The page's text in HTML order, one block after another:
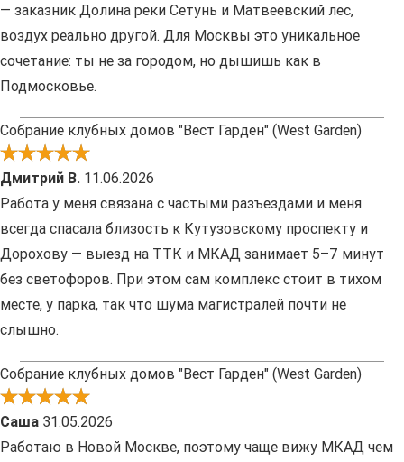
— заказник Долина реки Сетунь и Матвеевский лес,
воздух реально другой. Для Москвы это уникальное
сочетание: ты не за городом, но дышишь как в
Подмосковье.
Собрание клубных домов "Вест Гарден" (West Garden)
Дмитрий В. 11.06.2026
Работа у меня связана с частыми разъездами и меня
всегда спасала близость к Кутузовскому проспекту и
Дорохову — выезд на ТТК и МКАД занимает 5–7 минут
без светофоров. При этом сам комплекс стоит в тихом
месте, у парка, так что шума магистралей почти не
слышно.
Собрание клубных домов "Вест Гарден" (West Garden)
Саша 31.05.2026
Работаю в Новой Москве, поэтому чаще вижу МКАД чем